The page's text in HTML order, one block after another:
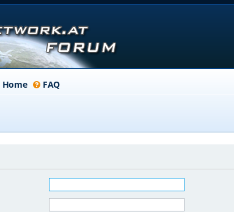
Home FAQ